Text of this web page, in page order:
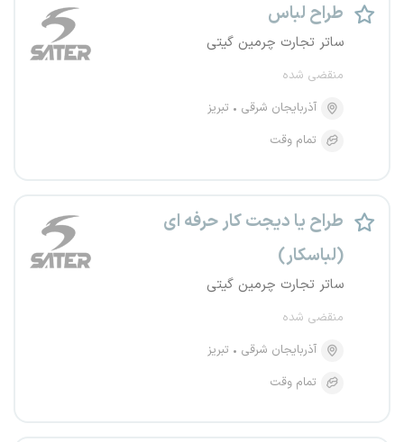
طراح لباس
ساتر تجارت چرمین گیتی
منقضی شده
آذربایجان شرقی
تبریز
تمام وقت
طراح یا دیجت کار حرفه ای
(لباسکار)
ساتر تجارت چرمین گیتی
منقضی شده
آذربایجان شرقی
تبریز
تمام وقت